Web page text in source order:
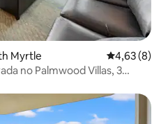
Myrtle 4,63 de uma
4,63 (8)
no Palmwood Villas, 3